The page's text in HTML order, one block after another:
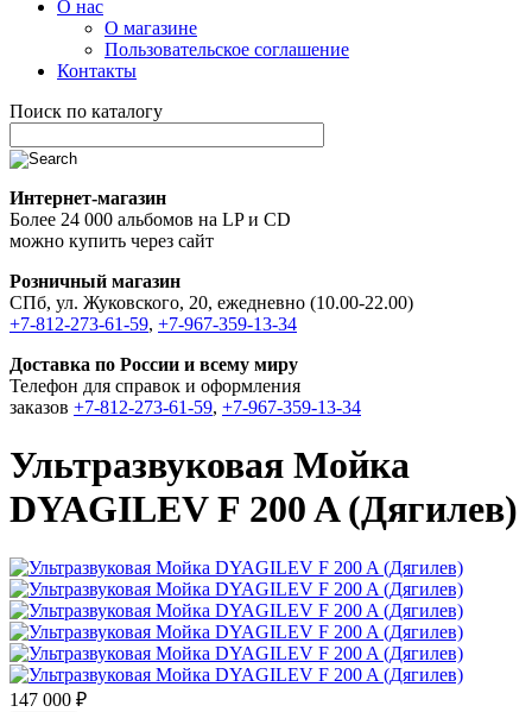
О нас
О магазине
Пользовательское соглашение
Контакты
Поиск по каталогу
Интернет-магазин
Более 24 000 альбомов на LP и CD
можно купить через сайт
Розничный магазин
СПб, ул. Жуковского, 20, ежедневно (10.00-22.00)
+7-812-273-61-59, +7-967-359-13-34
Доставка по России и всему миру
Телефон для справок и оформления
заказов +7-812-273-61-59, +7-967-359-13-34
Ультразвуковая Мойка
DYAGILEV F 200 A (Дягилев)
147 000 ₽